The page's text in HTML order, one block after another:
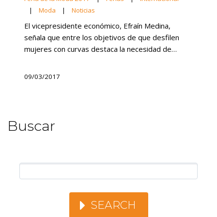
|
Moda | Noticias
El vicepresidente económico, Efraín Medina,
señala que entre los objetivos de que desfilen
mujeres con curvas destaca la necesidad de…
09/03/2017
Buscar
SEARCH